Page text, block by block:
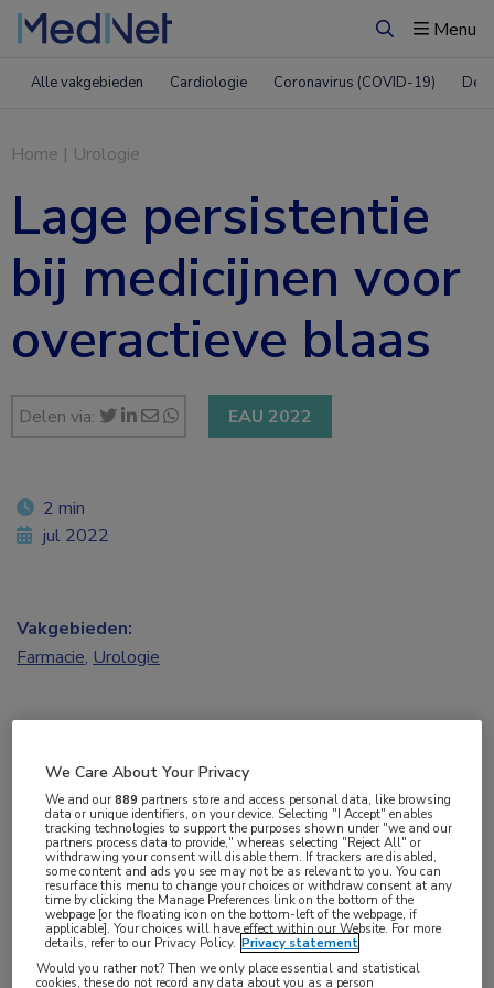
ZoekenMenu
Alle vakgebieden Cardiologie Coronavirus (COVID-19)
Home | Urologie
Lage persistentie
bij medicijnen voor
overactieve blaas
Delen via: EAU 2022
De persistentie in het gebruik van medicijnen voor
een overactieve blaas door vrouwen is (nog)
lager dan werd aangenomen, zo blijkt uit een
nieuwe Israëlische studie. De komst van
2 min
jul 2022
Vakgebieden:
Farmacie, Urologie
Tags:
blaas,mirabegron,therapietrouw
We Care About Your Privacy
We and our889 partners store and access personal data, like browsing
data or unique identifiers, on your device. Selecting "I Accept" enables
tracking technologies to support the purposes shown under "we and our
partners process data to provide," whereas selecting "Reject All" or
withdrawing your consent will disable them. If trackers are disabled,
some content and ads you see may not be as relevant to you. You can
resurface this menu to change your choices or withdraw consent at any
time by clicking the Manage Preferences link on the bottom of the
webpage [or the floating icon on the bottom-left of the webpage, if
applicable]. Your choices will have effect within our Website. For more
details, refer to our Privacy Policy. Privacy statement
Would you rather not? Then we only place essential and statistical
cookies, these do not record any data about you as a person